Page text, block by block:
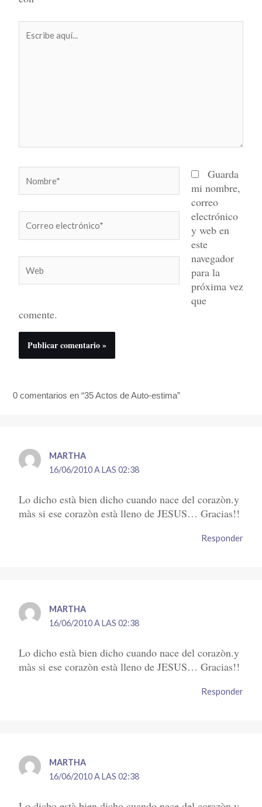
aquí...
electrónico*
Guarda
mi nombre,
correo
electrónico
y web en
este
navegador
para la
próxima vez
que
comente.
0 comentarios en “35 Actos de Auto-estima”
MARTHA
16/06/2010 A LAS 02:38
Lo dicho està bien dicho cuando nace del corazòn.y
màs si ese corazòn està lleno de JESUS… Gracias!!
Responder
MARTHA
16/06/2010 A LAS 02:38
Lo dicho està bien dicho cuando nace del corazòn.y
màs si ese corazòn està lleno de JESUS… Gracias!!
Responder
MARTHA
16/06/2010 A LAS 02:38